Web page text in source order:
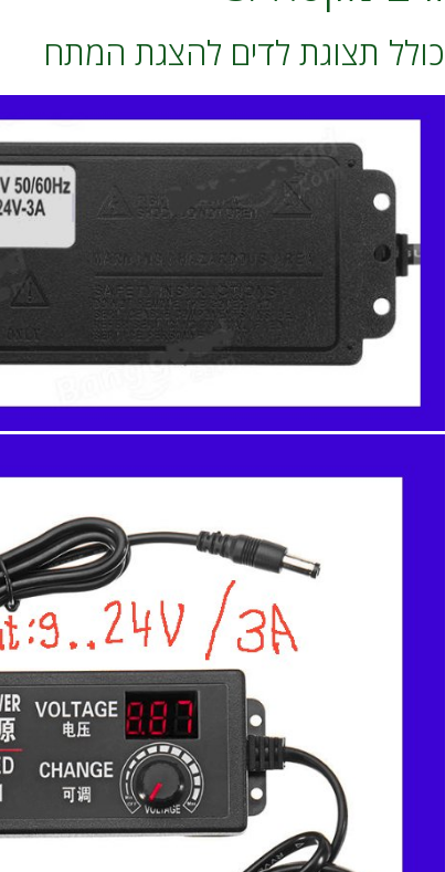
כולל תצוגת לדים להצגת המתח